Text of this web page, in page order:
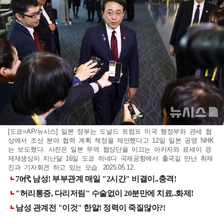
[도쿄=AP/뉴시스] 일본 정부는 도널드 트럼프 미국 행정부와 관세 협
상에서 조선 분야 협력 계획 책정을 제안했다고 12일 일본 공영 NHK
는 보도했다. 사진은 일본 무역 협상단을 이끄는 아카자와 료세이 경
제재생상이 지난달 16일 도쿄 하네다 국제공항에서 출국길 만난 취재
진과 기자회견 하고 있는 모습. 2025.05.12.